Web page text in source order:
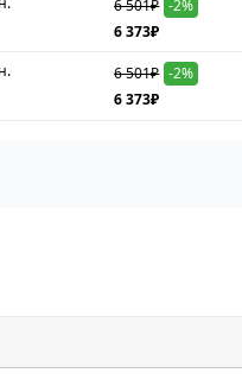
6 501₽ -2%
6 373₽
6 501₽ -2%
6 373₽